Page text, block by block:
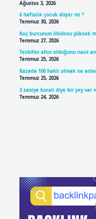
Ağustos 3, 2026
6 haftalık çocuk düşer mi ?
Temmuz 30, 2026
Koç burcunun libidosu yüksek
Temmuz 27, 2026
Tesbihin altın olduğunu nasıl
Temmuz 25, 2026
Kazada 100 haklı olmak ne
Temmuz 25, 2026
3 saniye kuralı diye bir şey var
Temmuz 24, 2026